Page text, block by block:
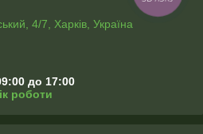
4/7, Харків, Україна
до 17:00
роботи